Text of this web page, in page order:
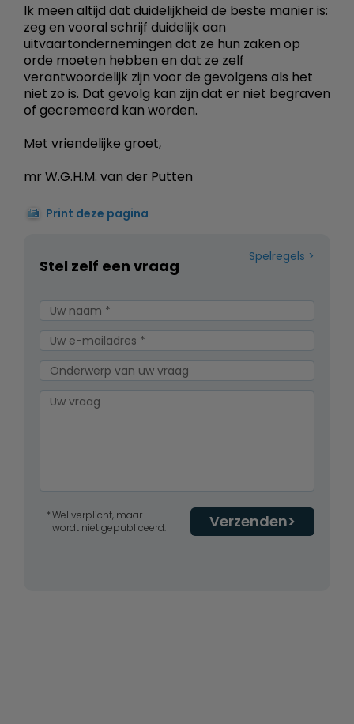
Ik meen altijd dat duidelijkheid de beste manier is:
zeg en vooral schrijf duidelijk aan
uitvaartondernemingen dat ze hun zaken op
orde moeten hebben en dat ze zelf
verantwoordelijk zijn voor de gevolgens als het
niet zo is. Dat gevolg kan zijn dat er niet begraven
of gecremeerd kan worden.
Met vriendelijke groet,
mr W.G.H.M. van der Putten
Print deze pagina
Spelregels
Stel zelf een vraag
Verzenden
Wel verplicht, maar
wordt niet gepubliceerd.